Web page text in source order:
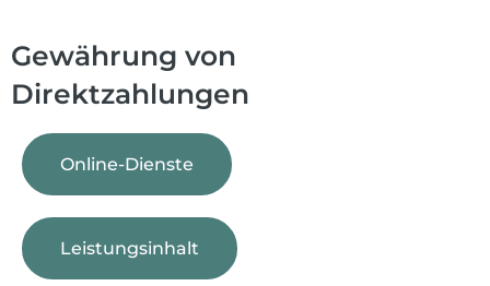
Gewährung von
Direktzahlungen
Online-Dienste
Leistungsinhalt